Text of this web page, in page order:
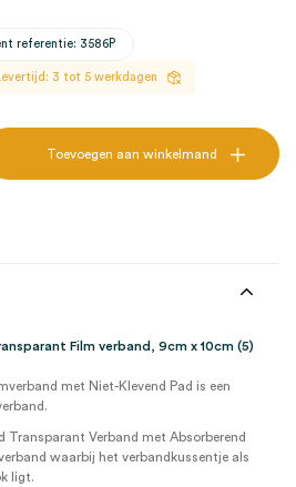
referentie: 3586P
Levertijd: 3 tot 5 werkdagen
Toevoegen aan winkelmand
Film verband, 9cm x 10cm (5)
met Niet-Klevend Pad is een
Transparant Verband met Absorberend
waarbij het verbandkussentje als
ligt.